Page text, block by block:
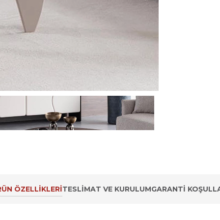
ÖZELLIKLERITESLIMAT VE KURULUMGARANTI